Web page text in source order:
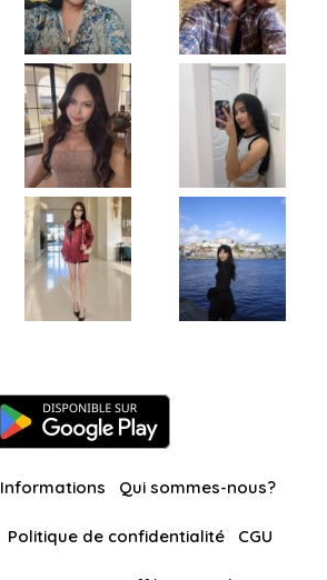
Informations Qui sommes-nous?
Politique de confidentialité CGU